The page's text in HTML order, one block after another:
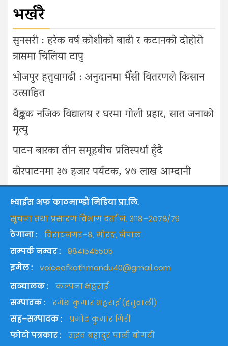
भर्खरै
सुनसरी : हरेक वर्ष कोशीको बाढी र कटानको दोहोरो
त्रासमा चिलिया टापु
भोजपुर हतुवागढी : अनुदानमा भैँसी वितरणले किसान
उत्साहित
बैङ्कक नजिक विद्यालय र घरमा गोली प्रहार, सात जनाको
मृत्यु
पाटन बारका तीन समूहबीच प्रतिस्पर्धा हुँदै
ढोरपाटनमा ३७ हजार पर्यटक, ४७ लाख आम्दानी
भ्वाईस अफ काठमाण्डौं मिडिया प्रा.लि.
सूचना तथा प्रसारण विभाग दर्ता नं. ३११८–२०७८/७९
ठेगाना :
विराटनगर–८, मोरङ, नेपाल
सम्पर्क नम्वर :
९८४१५४५५०५
इमेल :
voiceofkathmandu40@gmail.com
सञ्चालक :
कल्पना भट्टराई
सम्पादक :
रमेश कुमार भट्टराई (हतुवाली)
सह–सम्पादक :
प्रमोद कुमार गिरी
फोटो पत्रकार :
उद्धव बहादुर पाली बोगटी